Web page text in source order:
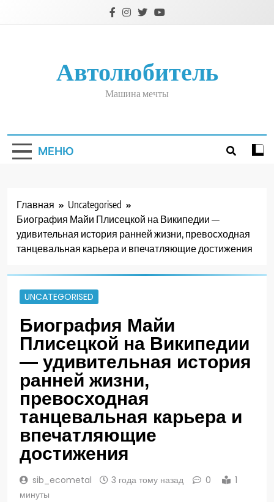
Автолюбитель
Машина мечты
МЕНЮ
Главная
Uncategorised
Биография Майи Плисецкой на Википедии —
удивительная история ранней жизни, превосходная
танцевальная карьера и впечатляющие достижения
UNCATEGORISED
Биография Майи
Плисецкой на Википедии
— удивительная история
ранней жизни,
превосходная
танцевальная карьера и
впечатляющие
достижения
sib_ecometal 3 года тому назад 0
1
минуты